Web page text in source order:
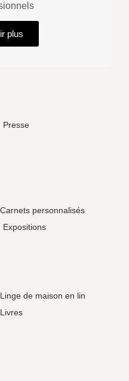
plus
Presse
Carnets personnalisés
Expositions
Linge de maison en lin
Livres